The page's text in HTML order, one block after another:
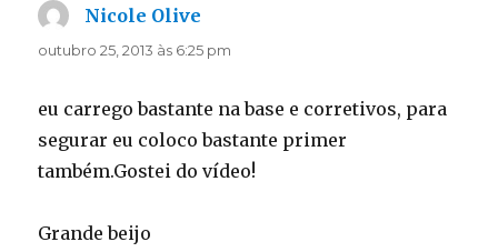
Nicole Olive
outubro 25, 2013 às 6:25 pm
eu carrego bastante na base e corretivos, para
segurar eu coloco bastante primer
também.Gostei do vídeo!
Grande beijo